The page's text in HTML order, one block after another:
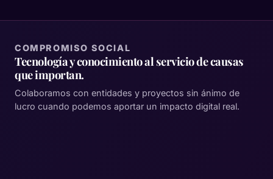
COMPROMISO SOCIAL
Tecnología y conocimiento al servicio de causas
que importan.
Colaboramos con entidades y proyectos sin ánimo de
lucro cuando podemos aportar un impacto digital real.